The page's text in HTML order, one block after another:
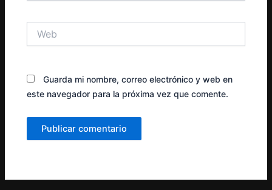
Guarda mi nombre, correo electrónico y web en
este navegador para la próxima vez que comente.